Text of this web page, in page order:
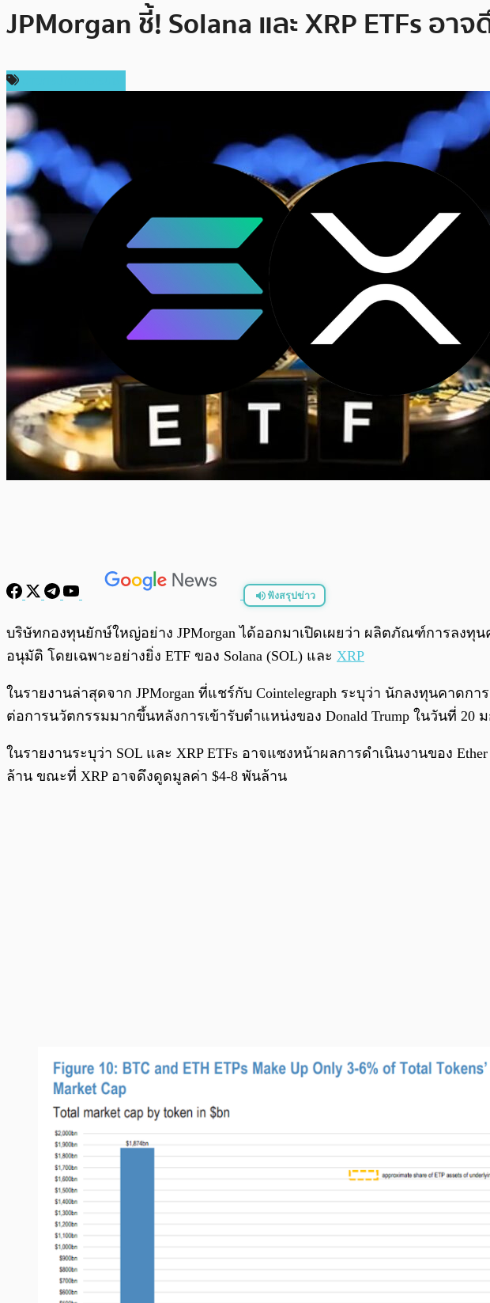
JPMorgan ชี้! Solana และ XRP ETFs
ฟังสรุปข่าว
บริษัทกองทุนยักษ์ใหญ่อย่าง JPMorgan ได้ออกมาเปิดเผยว่า ผลิตภัณฑ์การลงทุน
อนุมัติ โดยเฉพาะอย่างยิ่ง ETF ของ Solana (SOL) และ XRP
ในรายงานล่าสุดจาก JPMorgan ที่แชร์กับ Cointelegraph ระบุว่า นักลงทุนคาด
ต่อการนวัตกรรมมากขึ้นหลังการเข้ารับตำแหน่งของ Donald Trump ในวันที่ 20
ในรายงานระบุว่า SOL และ XRP ETFs อาจแซงหน้าผลการดำเนินงานของ
ล้าน ขณะที่ XRP อาจดึงดูดมูลค่า $4-8 พันล้าน